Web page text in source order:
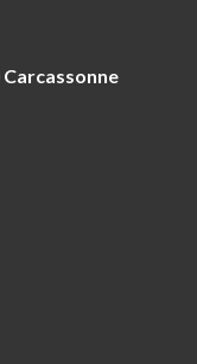
Carcassonne